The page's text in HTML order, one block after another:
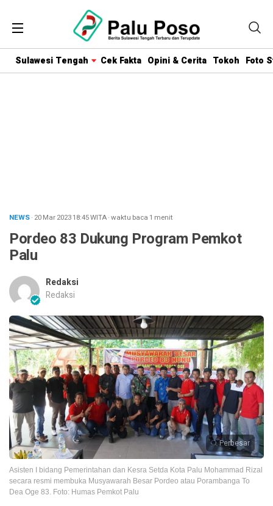
Sulawesi Tengah Cek Fakta Opini & Cerita Tokoh Foto
NEWS· 20 Mar 202318:45WITA·waktu baca 1 menit
Pordeo 83 Dukung Program Pemkot
Palu
Redaksi
Redaksi
Perbesar
Asisten I bidang Pemerintahan dan Kesra Setda Kota Palu Mohammad Rizal
secara resmi membuka Musyawarah Besar Pordeo atau Porambanga To
Dea Oge 83. Foto: Humas Pemkot Palu